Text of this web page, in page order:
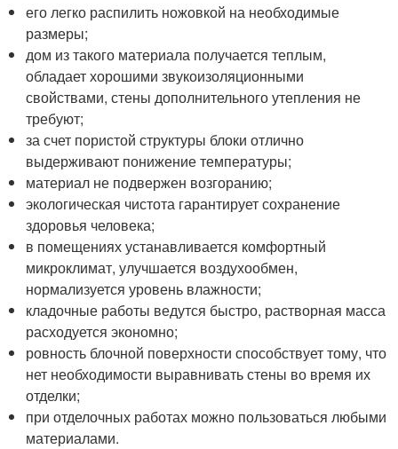
его легко распилить ножовкой на необходимые
размеры;
дом из такого материала получается теплым,
обладает хорошими звукоизоляционными
свойствами, стены дополнительного утепления не
требуют;
за счет пористой структуры блоки отлично
выдерживают понижение температуры;
материал не подвержен возгоранию;
экологическая чистота гарантирует сохранение
здоровья человека;
в помещениях устанавливается комфортный
микроклимат, улучшается воздухообмен,
нормализуется уровень влажности;
кладочные работы ведутся быстро, растворная масса
расходуется экономно;
ровность блочной поверхности способствует тому, что
нет необходимости выравнивать стены во время их
отделки;
при отделочных работах можно пользоваться любыми
материалами.